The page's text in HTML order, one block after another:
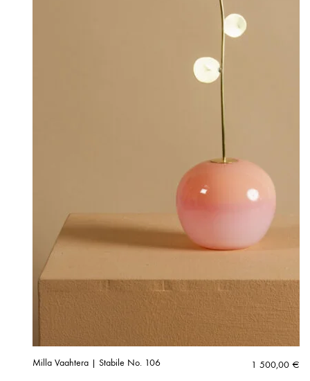
Milla Vaahtera | Stabile No. 106 1 500,00 €